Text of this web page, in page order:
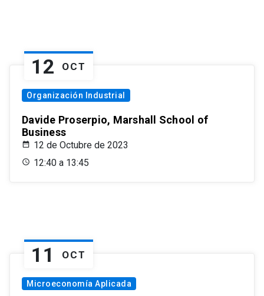
12 OCT
Organización Industrial
Davide Proserpio, Marshall School of
Business
12 de Octubre de 2023
12:40 a 13:45
11 OCT
Microeconomía Aplicada